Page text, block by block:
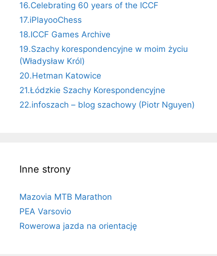
16.Celebrating 60 years of the ICCF
17.iPlayooChess
18.ICCF Games Archive
19.Szachy korespondencyjne w moim życiu
(Władysław Król)
20.Hetman Katowice
21.Łódzkie Szachy Korespondencyjne
22.infoszach – blog szachowy (Piotr Nguyen)
Inne strony
Mazovia MTB Marathon
PEA Varsovio
Rowerowa jazda na orientację